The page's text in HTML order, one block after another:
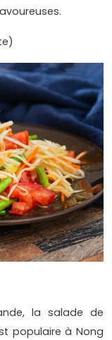
la salade de
populaire à Nong